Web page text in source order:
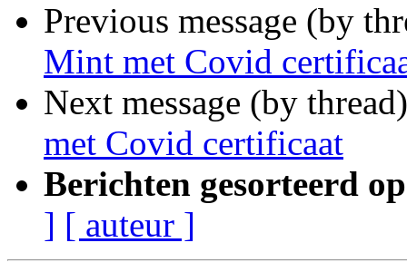
Previous message (by
Mint met Covid
Next message (by
met Covid certificaat
Berichten gesorteerd
] [ auteur ]